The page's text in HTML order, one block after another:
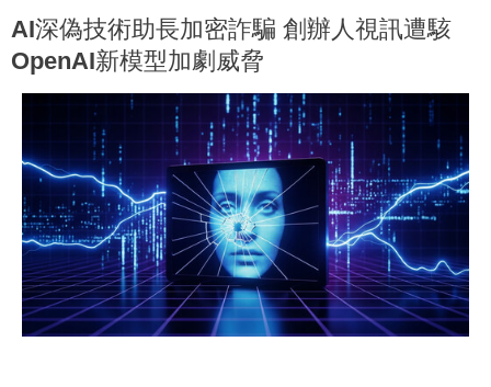
AI深偽技術助長加密詐騙 創辦人視訊遭駭
OpenAI新模型加劇威脅